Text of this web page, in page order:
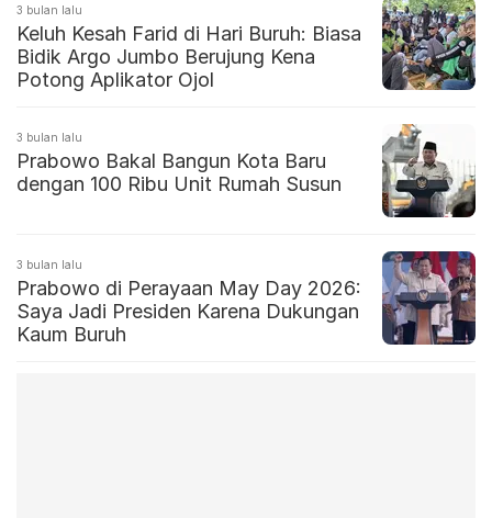
3 bulan lalu
Keluh Kesah Farid di Hari Buruh: Biasa
Bidik Argo Jumbo Berujung Kena
Potong Aplikator Ojol
3 bulan lalu
Prabowo Bakal Bangun Kota Baru
dengan 100 Ribu Unit Rumah Susun
3 bulan lalu
Prabowo di Perayaan May Day 2026:
Saya Jadi Presiden Karena Dukungan
Kaum Buruh